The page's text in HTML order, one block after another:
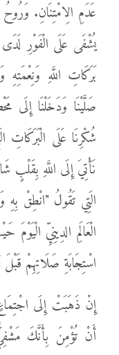
عَدَمِ الِامْتِنَانِ. وَرُوحُ
يُشْفَى عَلَى الْفَوْرِ
بَرَكَاتِ اللَّهِ
صَلَّيْنَا وَدَخَلْنَا إِلَى
شُكْرِنَا عَلَى الْبَرَكَاتِ
نَأْتِيَ إِلَى اللَّهِ بِقَلْبٍ
الَتِي تَقُولُ "انْطِقْ بِهِ
الْعَالَمِ الدِينِيِّ
اسْتِجَابَةِ صَلَاتِهِمْ قَبْلَ
إِنْ ذَهَبَتْ إِلَى
أَنْ تُؤْمِنَ بِأَنَّكَ